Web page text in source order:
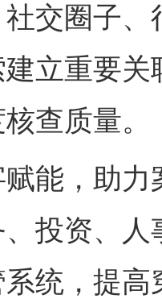
交圈子
立重要
查质量。
，助力
投资、
统，提